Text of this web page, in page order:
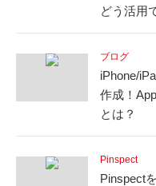
どう活用
ブログ
iPhone/
作成！
とは？
Pinspect
Pinspect